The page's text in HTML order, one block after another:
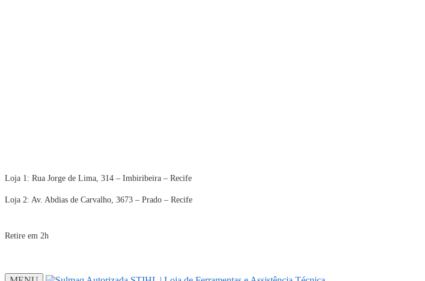
Loja 1: Rua Jorge de Lima, 314 – Imbiribeira – Recife
Loja 2: Av. Abdias de Carvalho, 3673 – Prado – Recife
Retire em 2h